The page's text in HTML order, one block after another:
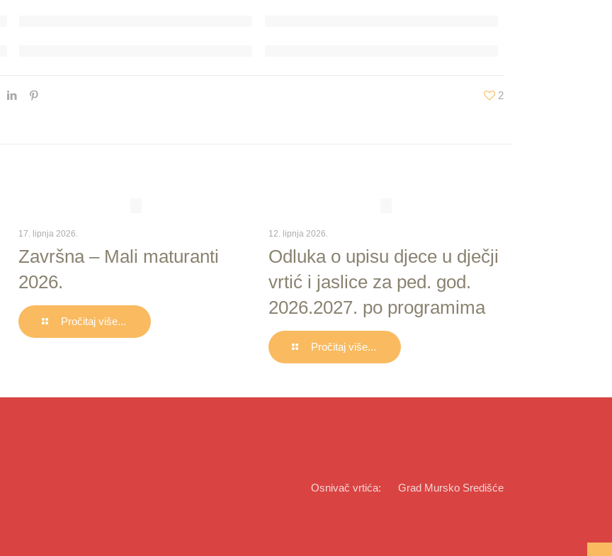
2
17. lipnja 2026.
Završna – Mali maturanti
2026.
Pročitaj više...
12. lipnja 2026.
Odluka o upisu djece u dječji
vrtić i jaslice za ped. god.
2026.2027. po programima
Pročitaj više...
Osnivač vrtića: Grad Mursko Središće